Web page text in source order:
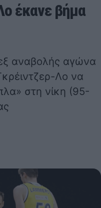
έκανε βήμα
αναβολής αγώνα
Λο να
στη νίκη (95-